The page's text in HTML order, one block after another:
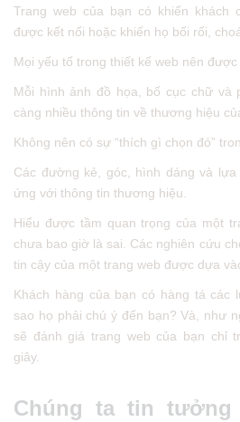
Trang web của bạn có khiến khách
được kết nối hoặc khiến họ bối rối,
Mọi yếu tố trong thiết kế web nên
Mỗi hình ảnh đồ họa, bố cục chữ và
càng nhiều thông tin về thương hiệu
Không nên có sự “thích gì chọn đó”
Các đường kẻ, góc, hình dáng và
ứng với thông tin thương hiệu.
Hiểu được tầm quan trọng của một
chưa bao giờ là sai. Các nghiên cứu
tin cậy của một trang web được dựa
Khách hàng của bạn có hàng tá các
sao họ phải chú ý đến bạn? Và, như
sẽ đánh giá trang web của bạn chỉ
giây.
Chúng ta tin